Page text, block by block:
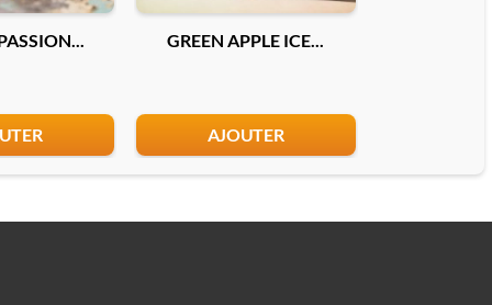
GREEN APPLE ICE...
AJOUTER